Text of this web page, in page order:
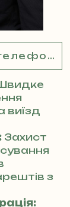
Показати номер телефону
виїзд
Захист
з